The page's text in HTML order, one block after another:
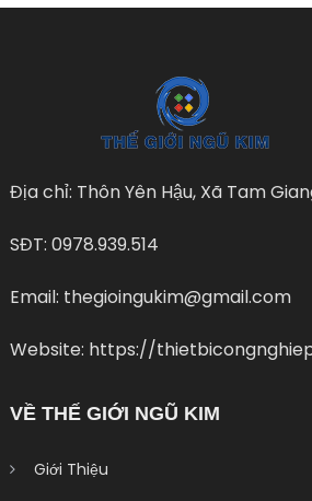
Địa chỉ: Thôn Yên Hậu, Xã Tam
SĐT: 0978.939.514
Email: thegioingukim@gmail.com
Website: https://
VỀ THẾ GIỚI NGŨ KIM
Giới Thiệu